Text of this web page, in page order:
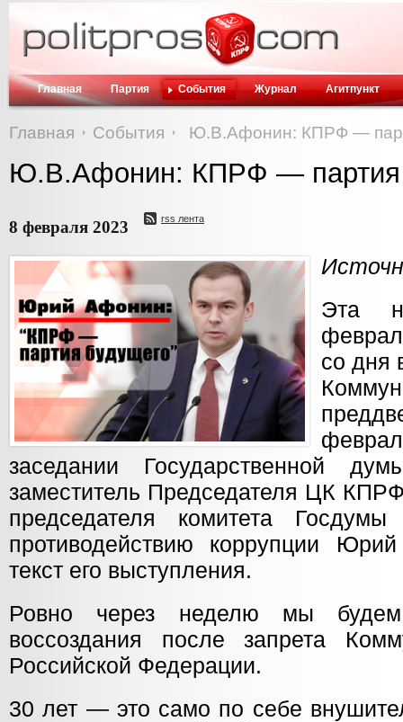
Главная Партия События Журнал Агитпункт
Главная События Ю.В.Афонин: КПРФ —
Ю.В.Афонин: КПРФ — партия
8 февраля 2023 rss лента
Эта
со дня
заседании Государственной
заместитель Председателя ЦК
председателя комитета
противодействию коррупции
текст его выступления.
Ровно через неделю мы будем
воссоздания после запрета
Российской Федерации.
30 лет — это само по себе